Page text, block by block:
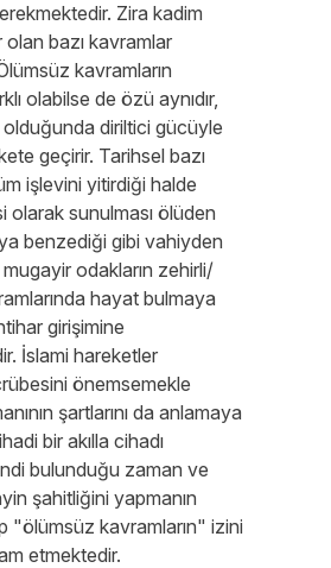
Zira kadim
bazı kavramlar
kavramların
olabilse de özü aynıdır,
diriltici gücüyle
geçirir. Tarihsel bazı
işlevini yitirdiği halde
olarak sunulması ölüden
benzediği gibi vahiyden
odakların zehirli/
hayat bulmaya
girişimine
İslami hareketler
önemsemekle
şartlarını da anlamaya
bir akılla cihadı
bulunduğu zaman ve
şahitliğini yapmanın
"ölümsüz kavramların" izini
etmektedir.